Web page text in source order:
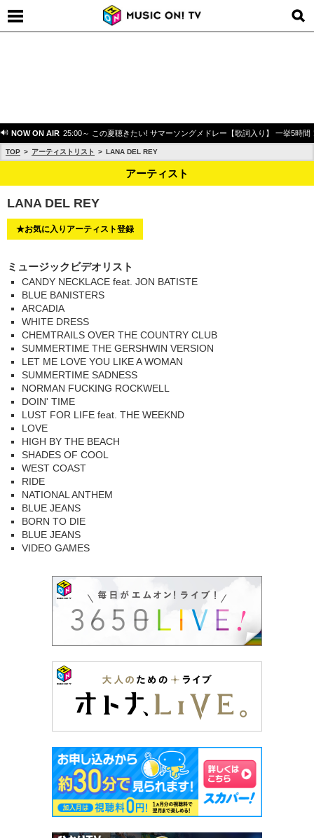
NOW ON AIR 25:00～ この夏聴きたい! サマーソングメドレー【歌詞入り】 一挙5時間
TOP アーティストリスト LANA DEL REY
アーティスト
LANA DEL REY
★お気に入りアーティスト登録
ミュージックビデオリスト
CANDY NECKLACE feat. JON BATISTE
BLUE BANISTERS
ARCADIA
WHITE DRESS
CHEMTRAILS OVER THE COUNTRY CLUB
SUMMERTIME THE GERSHWIN VERSION
LET ME LOVE YOU LIKE A WOMAN
SUMMERTIME SADNESS
NORMAN FUCKING ROCKWELL
DOIN' TIME
LUST FOR LIFE feat. THE WEEKND
LOVE
HIGH BY THE BEACH
SHADES OF COOL
WEST COAST
RIDE
NATIONAL ANTHEM
BLUE JEANS
BORN TO DIE
BLUE JEANS
VIDEO GAMES